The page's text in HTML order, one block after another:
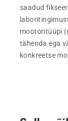
saadud
mootoritüüpi
tähenda ega
konkreetse